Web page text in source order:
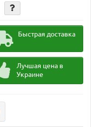
Быстрая доставка
Лучшая цена в
Украине